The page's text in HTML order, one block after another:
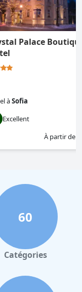
Palace
àSofia
Excellent
À partir de
60
Catégories